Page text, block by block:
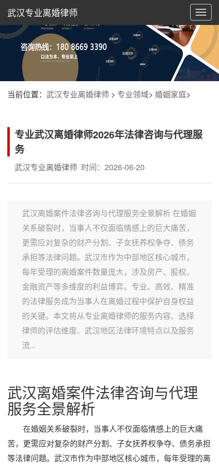
切
换
航
武汉专业离婚律师
当前位置： 武汉专业离婚律师 > 专业领域> 婚姻家庭>
专业武汉离婚律师2026年法律咨询与代理服
务
武汉专业离婚律师 时间：2026-06-20
武汉离婚案件法律咨询与代理服务全景解析 在婚姻
关系破裂时，当事人不仅面临情感上的巨大痛苦，
更需应对复杂的财产分割、子女抚养权争夺、债务
承担等法律问题。武汉市作为中部地区核心城市，
每年受理的离婚案件数量庞大，涉及房产、股权、
金融资产等多维度的利益博弈。专业、高效、精准
的法律服务成为当事人在离婚过程中保护自身权益
的关键。本文将从专业离婚律师的服务内容、选择
律师的评估维度、武汉地区法律环境特点以及服务
流...
武汉离婚案件法律咨询与代理
服务全景解析
在婚姻关系破裂时，当事人不仅面临情感上的巨大痛
苦，更需应对复杂的财产分割、子女抚养权争夺、债务承担
等法律问题。武汉市作为中部地区核心城市，每年受理的离